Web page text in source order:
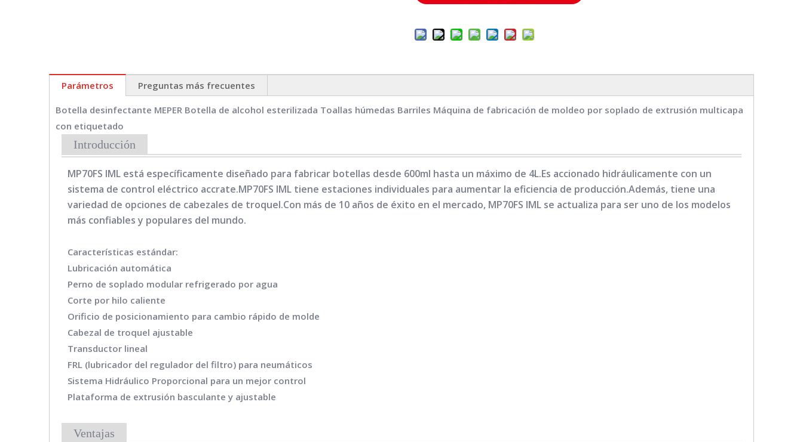
Parámetros Preguntas más frecuentes
Botella desinfectante MEPER Botella de alcohol esterilizada Toallas húmedas Barriles Máquina de fabricación de moldeo por soplado de extrusión multicapa
con etiquetado
Introducción
MP70FS IML está específicamente diseñado para fabricar botellas desde 600ml hasta un máximo de 4L.Es accionado hidráulicamente con un
sistema de control eléctrico accrate.MP70FS IML tiene estaciones individuales para aumentar la eficiencia de producción.Además, tiene una
variedad de opciones de cabezales de troquel.Con más de 10 años de éxito en el mercado, MP70FS IML se actualiza para ser uno de los modelos
más confiables y populares del mundo.
Características estándar:
Lubricación automática
Perno de soplado modular refrigerado por agua
Corte por hilo caliente
Orificio de posicionamiento para cambio rápido de molde
Cabezal de troquel ajustable
Transductor lineal
FRL (lubricador del regulador del filtro) para neumáticos
Sistema Hidráulico Proporcional para un mejor control
Plataforma de extrusión basculante y ajustable
Ventajas